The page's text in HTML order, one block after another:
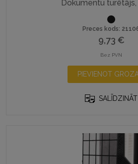
Dokumentu
Preces kods:
9,73 €
Bez PVN
PIEVIENOT
SALĪDZINĀT